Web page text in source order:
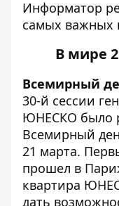
Информатор
самых важных
В мире
Всемирный
30-й сессии
ЮНЕСКО было
Всемирный
21 марта.
прошел в
квартира
дать